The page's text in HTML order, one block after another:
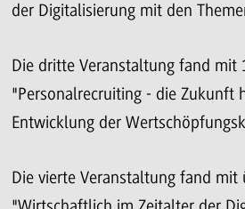
der Digitalisierung mit den
Die dritte Veranstaltung fand mit
"Personalrecruiting - die Zukunft
Entwicklung der
Die vierte Veranstaltung fand